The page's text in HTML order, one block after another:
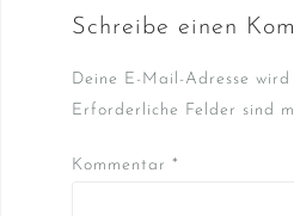
Schreibe einen
Deine E-Mail-Adresse
Erforderliche Felder sind
Kommentar *